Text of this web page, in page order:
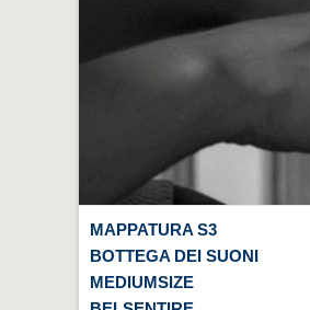
MAPPATURA S3
BOTTEGA DEI SUONI
MEDIUMSIZE